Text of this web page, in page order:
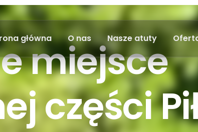
główna O nas Nasze atuty
miejsce
części